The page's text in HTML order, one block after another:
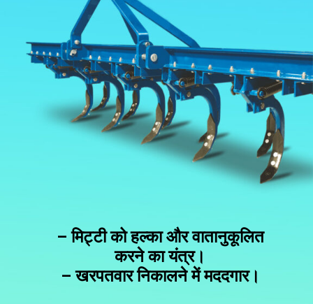
– मिट्टी को हल्का और वातानुकूलित
करने का यंत्र।
– खरपतवार निकालने में मददगार।